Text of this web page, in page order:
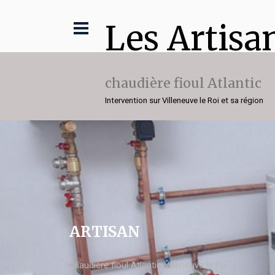
Les
chaudière fioul Atlantic
Intervention sur Villeneuve le Roi et sa région
ARTISAN
chaudière fioul Atlantic Villeneuve le Roi